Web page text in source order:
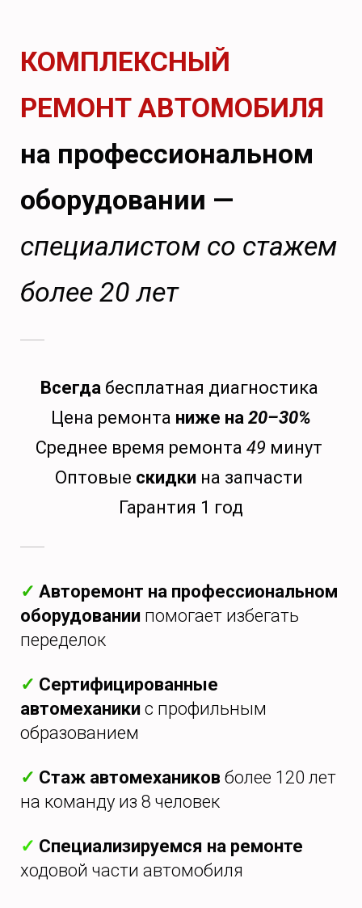
КОМПЛЕКСНЫЙ
РЕМОНТ АВТОМОБИЛЯ
на профессиональном
оборудовании —
специалистом со стажем
более 20 лет
Всегдабесплатная диагностика
Цена ремонта ниже на 20–30%
Среднее время ремонта 49 минут
Оптовые скидки на запчасти
Гарантия 1 год
✓ Авторемонт на профессиональном
оборудовании помогает избегать
переделок
✓ Сертифицированные
автомеханики с профильным
образованием
✓ Стаж автомехаников более 120 лет
на команду из 8 человек
✓ Специализируемся на ремонте
ходовой части автомобиля